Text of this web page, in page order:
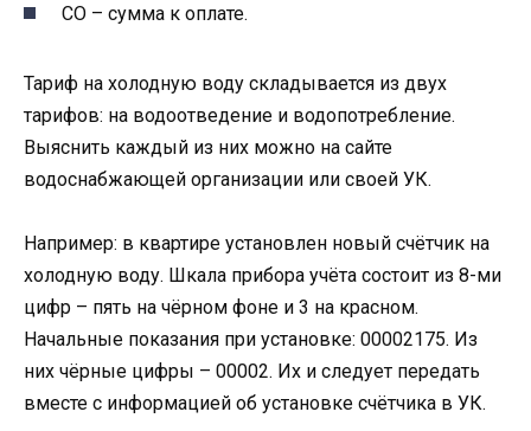
СО – сумма к оплате.
Тариф на холодную воду складывается из двух
тарифов: на водоотведение и водопотребление.
Выяснить каждый из них можно на сайте
водоснабжающей организации или своей УК.
Например: в квартире установлен новый счётчик на
холодную воду. Шкала прибора учёта состоит из 8-ми
цифр – пять на чёрном фоне и 3 на красном.
Начальные показания при установке: 00002175. Из
них чёрные цифры – 00002. Их и следует передать
вместе с информацией об установке счётчика в УК.